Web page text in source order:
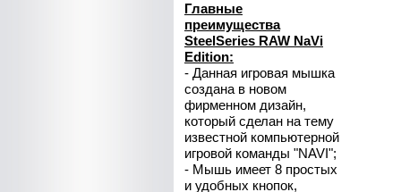
Главные
преимущества
SteelSeries RAW NaVi
Edition:
- Данная игровая мышка
создана в новом
фирменном дизайн,
который сделан на тему
известной компьютерной
игровой команды "NAVI";
- Мышь имеет 8 простых
и удобных кнопок,